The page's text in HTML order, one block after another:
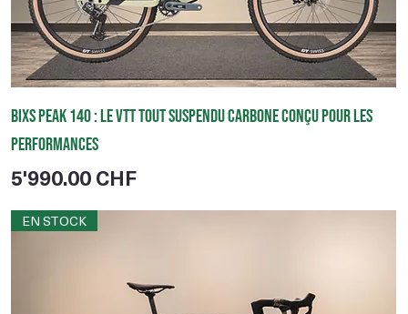
BIXS Peak 140 : le VTT tout suspendu carbone conçu pour les
performances
Prix
5'990.00 CHF
EN STOCK